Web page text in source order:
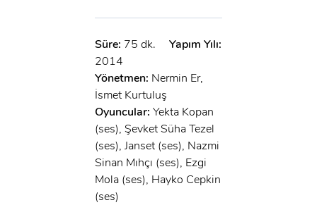
Süre: 75 dk.
Yapım Yılı:
2014
Yönetmen: Nermin Er,
İsmet Kurtuluş
Oyuncular: Yekta Kopan
(ses), Şevket Süha Tezel
(ses), Janset (ses), Nazmi
Sinan Mıhçı (ses), Ezgi
Mola (ses), Hayko Cepkin
(ses)